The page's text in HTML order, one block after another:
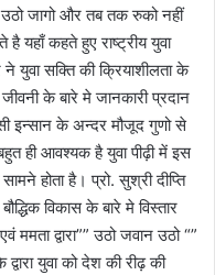
जागो और तब तक रुको नहीं
यहाँ कहते हुए राष्ट्रीय युवा
युवा सक्ति की क्रियाशीलता के
के बारे मे जानकारी प्रदान
इन्सान के अन्दर मौजूद गुणो से
ही आवश्यक है युवा पीढ़ी में इस
होता है। प्रो. सुश्री दीप्ति
विकास के बारे मे विस्तार
ममता द्वारा”” उठो जवान उठो “”
द्वारा युवा को देश की रीढ़ की